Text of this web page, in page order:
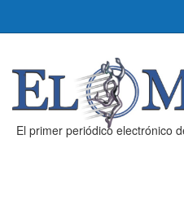
El primer periódico electrónico